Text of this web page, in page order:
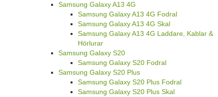
Samsung Galaxy A13 4G
Samsung Galaxy A13 4G Fodral
Samsung Galaxy A13 4G Skal
Samsung Galaxy A13 4G Laddare, Kablar &
Hörlurar
Samsung Galaxy S20
Samsung Galaxy S20 Fodral
Samsung Galaxy S20 Plus
Samsung Galaxy S20 Plus Fodral
Samsung Galaxy S20 Plus Skal